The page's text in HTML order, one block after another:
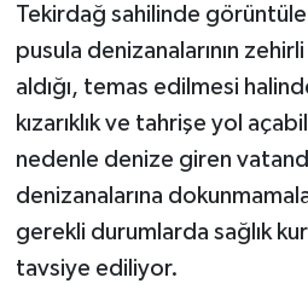
Tekirdağ sahilinde
pusula denizanalarının
aldığı, temas edilmesi
kızarıklık ve tahrişe yol
nedenle denize giren
denizanalarına
gerekli durumlarda sağlık
tavsiye ediliyor.